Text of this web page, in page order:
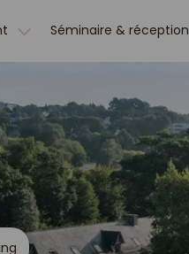
Séminaire & réception